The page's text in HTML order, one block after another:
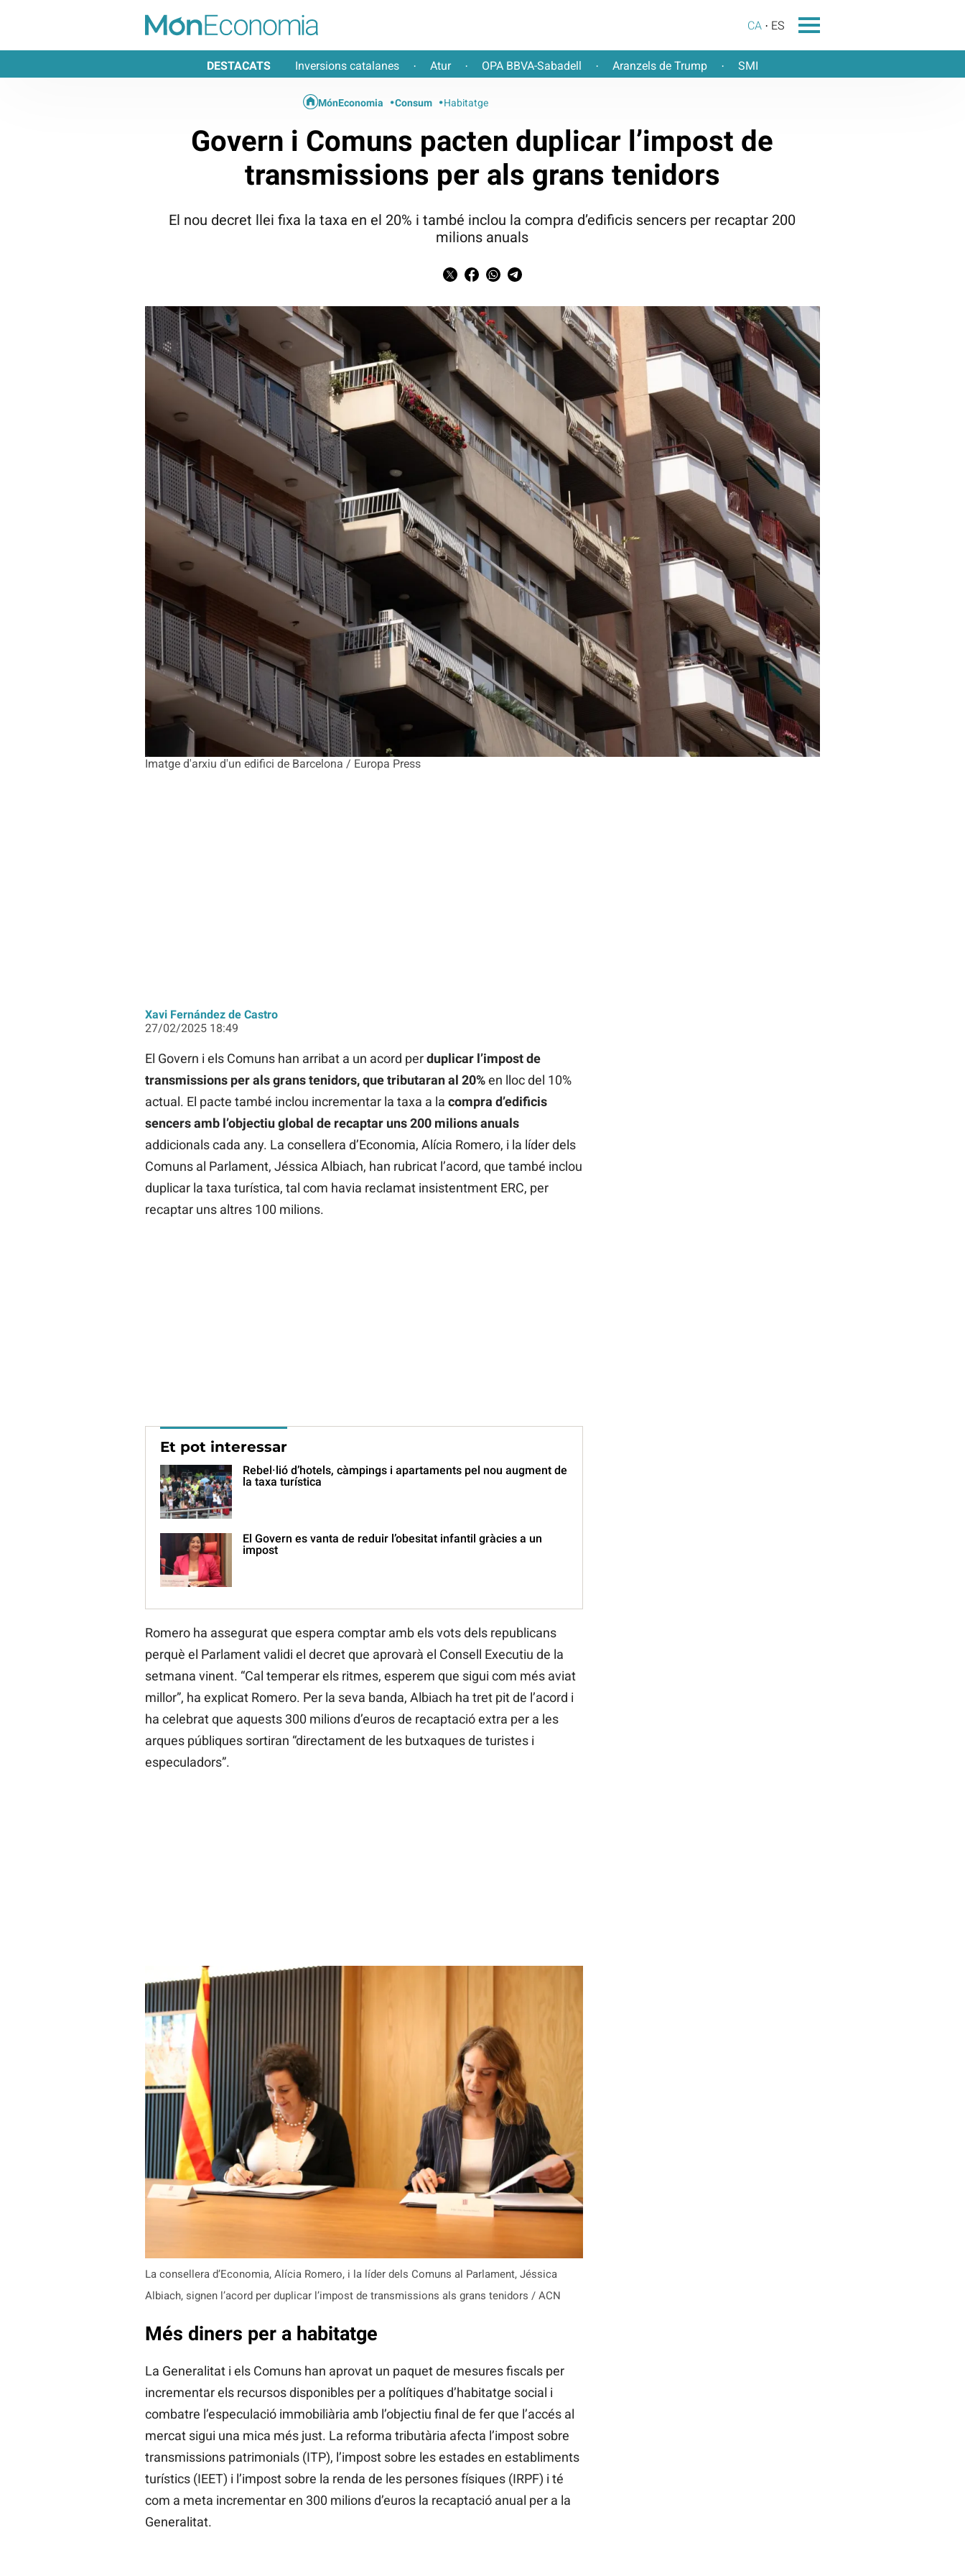
CA ES
DESTACATS Inversions catalanes · Atur · OPA BBVA-Sabadell · Aranzels de Trump · SMI
Imatge d'arxiu d'un edifici de Barcelona / Europa Press
MónEconomia Consum Habitatge
Govern i Comuns pacten duplicar l’impost de
transmissions per als grans tenidors
El nou decret llei fixa la taxa en el 20% i també inclou la compra d’edificis sencers per recaptar 200
milions anuals
Xavi Fernández de Castro
27/02/2025 18:49
El Govern i els Comuns han arribat a un acord perduplicar l’impost de
transmissions per als grans tenidors, que tributaran al 20%en lloc del 10%
actual. El pacte també inclou incrementar la taxa a la compra d’edificis
sencers amb l’objectiu global de recaptar uns 200 milions anuals
addicionals cada any. La consellera d’Economia, Alícia Romero, i la líder dels
Comuns al Parlament, Jéssica Albiach, han rubricat l’acord, que també inclou
duplicar la taxa turística, tal com havia reclamat insistentment ERC, per
recaptar uns altres 100 milions.
Et pot interessar
Rebel·lió d’hotels, càmpings i apartaments pel nou augment de
la taxa turística
El Govern es vanta de reduir l’obesitat infantil gràcies a un
impost
Romero ha assegurat que espera comptar amb els vots dels republicans
perquè el Parlament validi el decret que aprovarà el Consell Executiu de la
setmana vinent. “Cal temperar els ritmes, esperem que sigui com més aviat
millor”, ha explicat Romero. Per la seva banda, Albiach ha tret pit de l’acord i
ha celebrat que aquests 300 milions d’euros de recaptació extra per a les
arques públiques sortiran “directament de les butxaques de turistes i
especuladors”.
La consellera d’Economia, Alícia Romero, i la líder dels Comuns al Parlament, Jéssica
Albiach, signen l’acord per duplicar l’impost de transmissions als grans tenidors / ACN
Més diners per a habitatge
La Generalitat i els Comuns han aprovat un paquet de mesures fiscals per
incrementar els recursos disponibles per a polítiques d’habitatge social i
combatre l’especulació immobiliària amb l’objectiu final de fer que l’accés al
mercat sigui una mica més just. La reforma tributària afecta l’impost sobre
transmissions patrimonials (ITP), l’impost sobre les estades en establiments
turístics (IEET) i l’impost sobre la renda de les persones físiques (IRPF) i té
com a meta incrementar en 300 milions d’euros la recaptació anual per a la
Generalitat.